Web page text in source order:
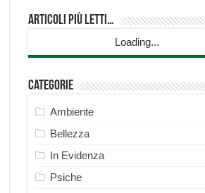
Articoli più Letti…
Loading...
Categorie
Ambiente
Bellezza
In Evidenza
Psiche